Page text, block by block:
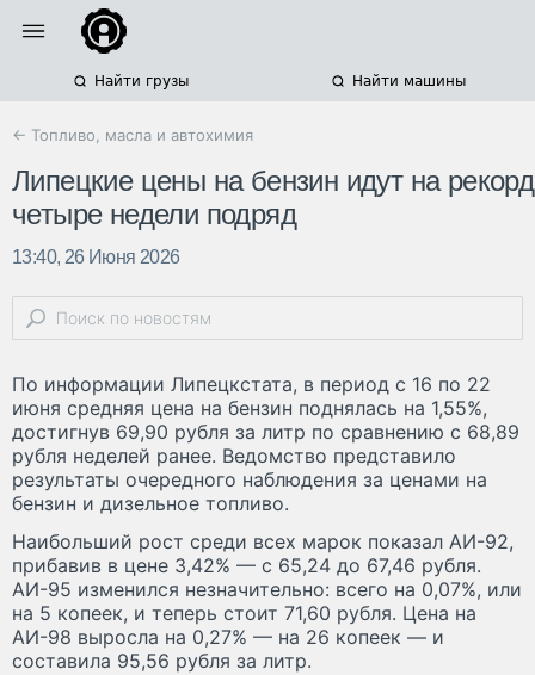
Найти грузы Найти машины
← Топливо, масла и автохимия
Липецкие цены на бензин идут на рекорд
четыре недели подряд
13:40, 26 Июня 2026
По информации Липецкстата, в период с 16 по 22
июня средняя цена на бензин поднялась на 1,55%,
достигнув 69,90 рубля за литр по сравнению с 68,89
рубля неделей ранее. Ведомство представило
результаты очередного наблюдения за ценами на
бензин и дизельное топливо.
Наибольший рост среди всех марок показал АИ-92,
прибавив в цене 3,42% — с 65,24 до 67,46 рубля.
АИ-95 изменился незначительно: всего на 0,07%, или
на 5 копеек, и теперь стоит 71,60 рубля. Цена на
АИ-98 выросла на 0,27% — на 26 копеек — и
составила 95,56 рубля за литр.